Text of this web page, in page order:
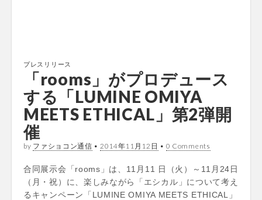
プレスリリース
「rooms」がプロデュース
する「LUMINE OMIYA
MEETS ETHICAL」第2弾開
催
by ファショコン通信 • 2014年11月12日 • 0 Comments
合同展示会「rooms」は、11月11 日（火）～11月24日
（月・祝）に、楽しみながら「エシカル」について考え
るキャンペーン「LUMINE OMIYA MEETS ETHICAL」